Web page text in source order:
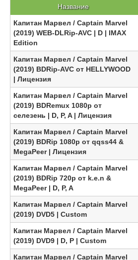
Название
Капитан Марвел / Captain Marvel
(2019) WEB-DLRip-AVC | D | IMAX
Edition
Капитан Марвел / Captain Marvel
(2019) BDRip-AVC от HELLYWOOD
| Лицензия
Капитан Марвел / Captain Marvel
(2019) BDRemux 1080p от
селезень | D, P, A | Лицензия
Капитан Марвел / Captain Marvel
(2019) BDRip 1080p от qqss44 &
MegaPeer | Лицензия
Капитан Марвел / Captain Marvel
(2019) BDRip 720p от k.e.n &
MegaPeer | D, P, A
Капитан Марвел / Captain Marvel
(2019) DVD5 | Custom
Капитан Марвел / Captain Marvel
(2019) DVD9 | D, P | Custom
Капитан Марвел / Captain Marvel